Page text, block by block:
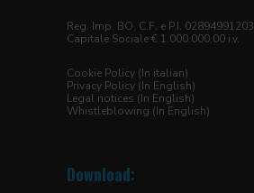
Reg. Imp. BO, C.F. e P.I. 02894991203
Capitale Sociale € 1.000.000,00 i.v.
Cookie Policy (In italian)
Privacy Policy (In English)
Legal notices (In English)
Whistleblowing (In English)
Download: